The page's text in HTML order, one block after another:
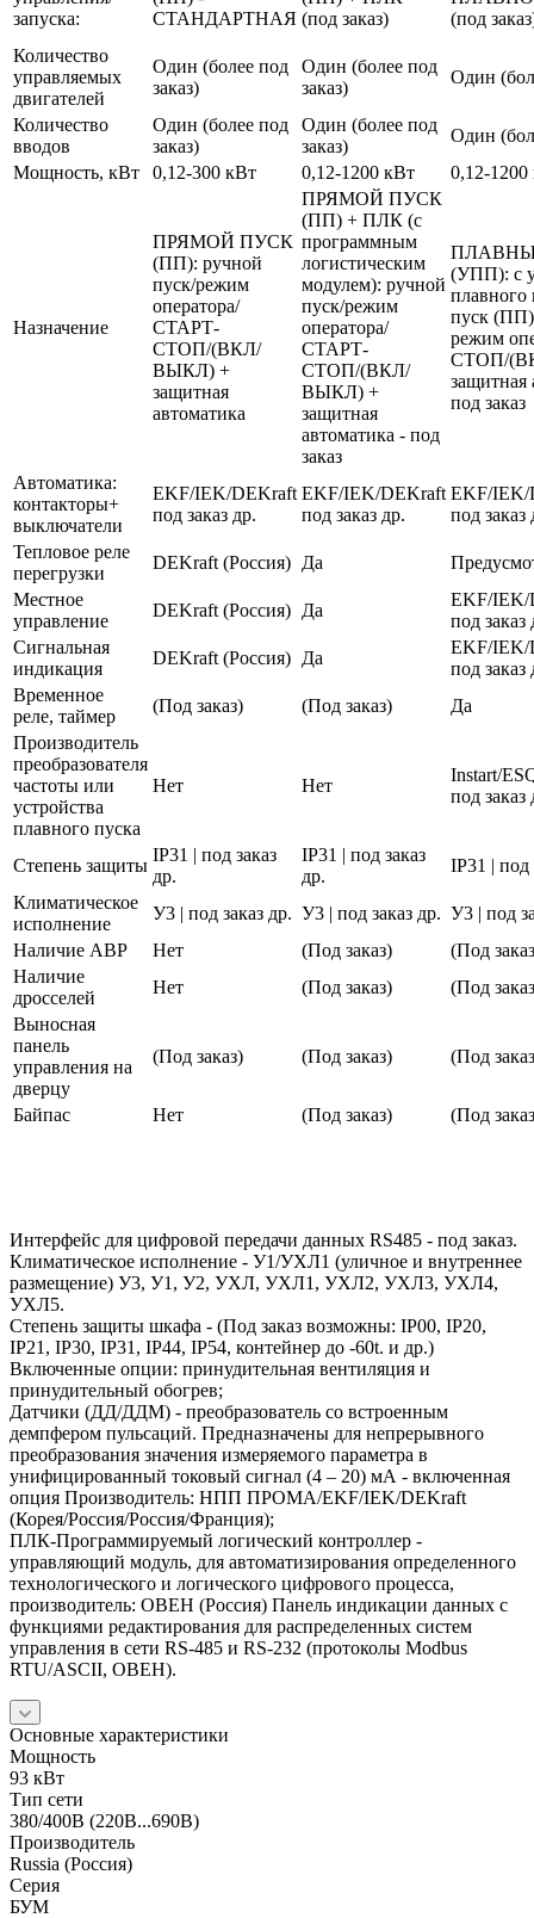
запуска:
СТАНДАРТНАЯ (под заказ)
(под
Количество
управляемых
двигателей
Один (более под
заказ)
Один (более под
заказ)
Один
Количество
вводов
Один (более под
заказ)
Один (более под
заказ)
Один
Мощность, кВт
0,12-300 кВт 0,12-1200 кВт 0,12-1200
Назначение
ПРЯМОЙ ПУСК
(ПП): ручной
пуск/режим
оператора/
СТАРТ-
СТОП/(ВКЛ/
ВЫКЛ) +
защитная
автоматика
ПРЯМОЙ ПУСК
(ПП) + ПЛК (с
программным
логистическим
модулем): ручной
пуск/режим
оператора/
СТАРТ-
СТОП/(ВКЛ/
ВЫКЛ) +
защитная
автоматика - под
заказ
(УПП): с
плавного
пуск
режим
СТОП/
защитная
под заказ
Автоматика:
контакторы+
выключатели
EKF/IEK/DEKraft
под заказ др.
EKF/IEK/DEKraft
под заказ др.
EKF/IEK/
под заказ
Тепловое реле
перегрузки
DEKraft (Россия) Да
Местное
управление
DEKraft (Россия) Да
EKF/IEK/
под заказ
Сигнальная
индикация
DEKraft (Россия) Да
EKF/IEK/
под заказ
Временное
реле, таймер
(Под заказ) (Под заказ)
Да
Производитель
преобразователя
частоты или
устройства
плавного пуска
Нет Нет
Instart/
под заказ
Степень защиты
IP31 | под заказ
др.
IP31 | под заказ
др.
IP31 | под
Климатическое
исполнение
У3 | под заказ др. У3 | под заказ др. У3 | под
Наличие АВР
Нет (Под заказ)
(Под
Наличие
дросселей
Нет (Под заказ)
(Под
Выносная
панель
управления на
дверцу
(Под заказ) (Под заказ) (Под
Байпас Нет (Под заказ) (Под
Интерфейс для цифровой передачи данных RS485 - под заказ.
Климатическое исполнение - У1/УХЛ1 (уличное и внутреннее
размещение) У3, У1, У2, УХЛ, УХЛ1, УХЛ2, УХЛ3, УХЛ4,
УХЛ5.
Степень защиты шкафа - (Под заказ возможны: IP00, IP20,
IP21, IP30, IP31, IP44, IP54, контейнер до -60t. и др.)
Включенные опции: принудительная вентиляция и
принудительный обогрев;
Датчики (ДД/ДДМ) - преобразователь со встроенным
демпфером пульсаций. Предназначены для непрерывного
преобразования значения измеряемого параметра в
унифицированный токовый сигнал (4 – 20) мА - включенная
опция Производитель: НПП ПРОМА/EKF/IEK/DEKraft
(Корея/Россия/Россия/Франция);
ПЛК-Программируемый логический контроллер -
управляющий модуль, для автоматизирования определенного
технологического и логического цифрового процесса,
производитель: ОВЕН (Россия) Панель индикации данных с
функциями редактирования для распределенных систем
управления в сети RS-485 и RS-232 (протоколы Modbus
RTU/ASCII, ОВЕН).
Основные характеристики
Мощность
93 кВт
Тип сети
380/400В (220В...690В)
Производитель
Russia (Россия)
Серия
БУМ